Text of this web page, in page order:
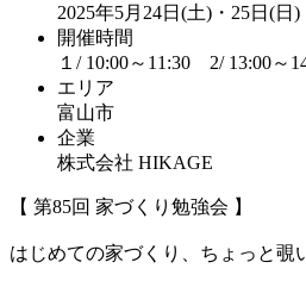
2025年5月24日(土)・25日(日)
開催時間
１/ 10:00～11:30 2/ 13:00～
エリア
富山市
企業
株式会社 HIKAGE
【 第85回 家づくり勉強会 】
はじめての家づくり、ちょっと覗